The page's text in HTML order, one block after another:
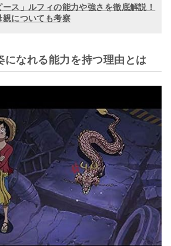
ース」ルフィの能力や強さを徹底解説！
親についても考察
になれる能力を持つ理由とは